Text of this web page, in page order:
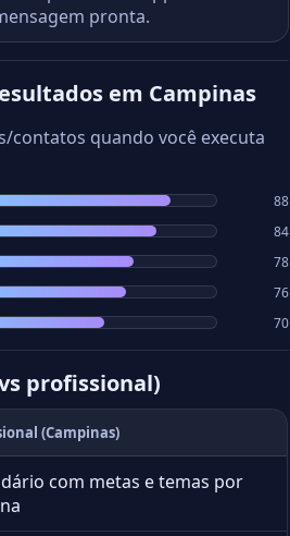
pronta.
em Campinas
contatos quando você executa
88
84
78
76
70
profissional)
(Campinas)
com metas e temas por